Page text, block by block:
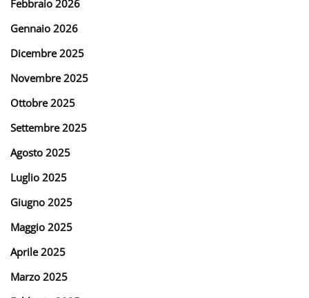
Febbraio 2026
Gennaio 2026
Dicembre 2025
Novembre 2025
Ottobre 2025
Settembre 2025
Agosto 2025
Luglio 2025
Giugno 2025
Maggio 2025
Aprile 2025
Marzo 2025